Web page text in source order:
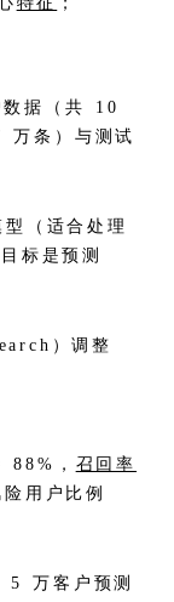
据（共 10
万条）与测试
型（适合处理
标是预测
）调整
88%， 召回率
用户比例
5 万客户预测